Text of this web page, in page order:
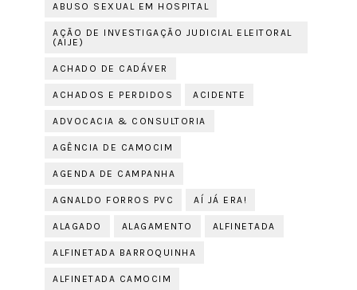
ABUSO SEXUAL EM HOSPITAL
AÇÃO DE INVESTIGAÇÃO JUDICIAL ELEITORAL
(AIJE)
ACHADO DE CADÁVER
ACHADOS E PERDIDOS ACIDENTE
ADVOCACIA & CONSULTORIA
AGÊNCIA DE CAMOCIM
AGENDA DE CAMPANHA
AGNALDO FORROS PVC AÍ JÁ ERA!
ALAGADO ALAGAMENTO ALFINETADA
ALFINETADA BARROQUINHA
ALFINETADA CAMOCIM